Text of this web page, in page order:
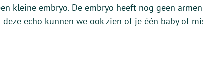
kleine embryo. De embryo heeft nog geen
echo kunnen we ook zien of je één baby of